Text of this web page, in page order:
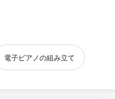
電子ピアノの組み立て